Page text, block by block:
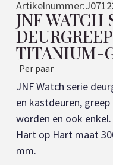
Artikelnummer:
JNF WATCH
TITANIUM-
Per paar
JNF Watch serie
en kastdeuren,
worden en ook
Hart op Hart maat
mm.